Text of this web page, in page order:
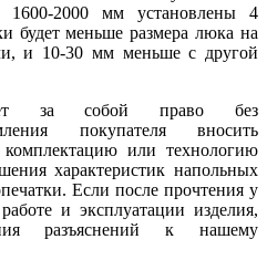
1600-2000 мм установлены 4
будет меньше размера люка на
и 10-30 мм меньше с другой
за собой право без
покупателя вносить
или технологию
характеристик напольных
Если после прочтения у
и эксплуатации изделия,
разъяснений к нашему